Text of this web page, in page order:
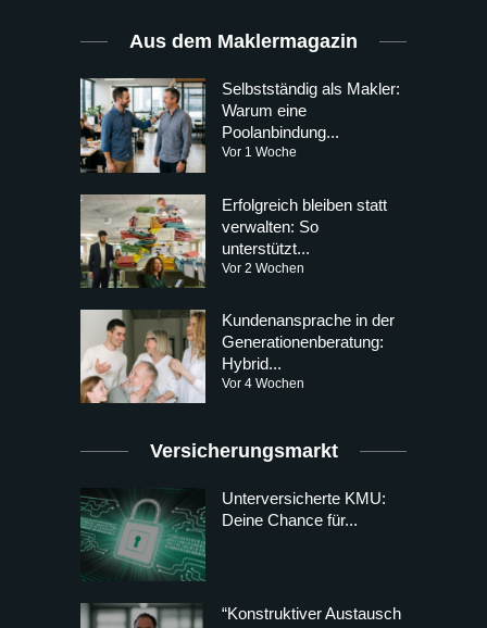
Aus dem Maklermagazin
Selbstständig als Makler:
Warum eine
Poolanbindung...
Vor 1 Woche
Erfolgreich bleiben statt
verwalten: So
unterstützt...
Vor 2 Wochen
Kundenansprache in der
Generationenberatung:
Hybrid...
Vor 4 Wochen
Versicherungsmarkt
Unterversicherte KMU:
Deine Chance für...
“Konstruktiver Austausch